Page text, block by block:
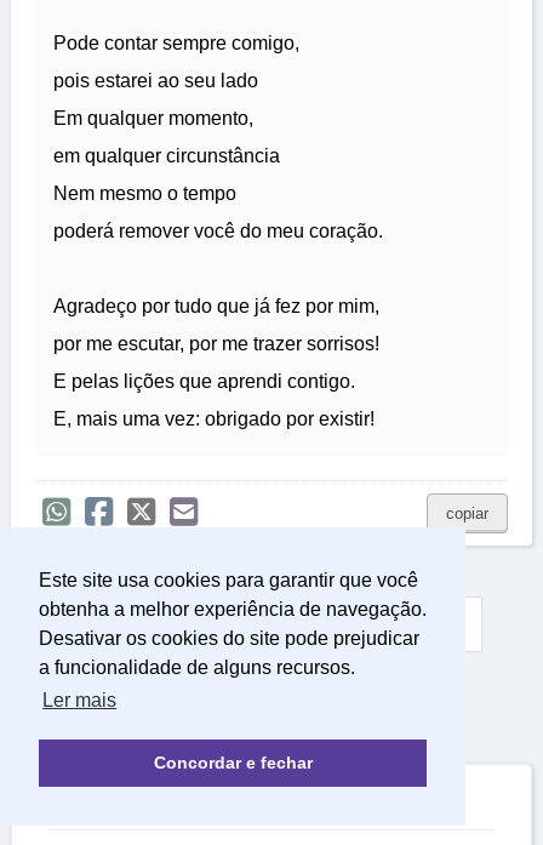
Este site usa cookies para garantir que você
obtenha a melhor experiência de navegação.
Desativar os cookies do site pode prejudicar
a funcionalidade de alguns recursos.
Ler mais
Concordar e fechar
Pode contar sempre comigo,
pois estarei ao seu lado
Em qualquer momento,
em qualquer circunstância
Nem mesmo o tempo
poderá remover você do meu coração.
Agradeço por tudo que já fez por mim,
por me escutar, por me trazer sorrisos!
E pelas lições que aprendi contigo.
E, mais uma vez: obrigado por existir!
copiar
Anterior 2 5
7 8